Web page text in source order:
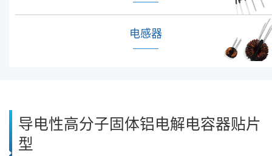
电感器
导电性高分子固体铝电解电容器贴片
型